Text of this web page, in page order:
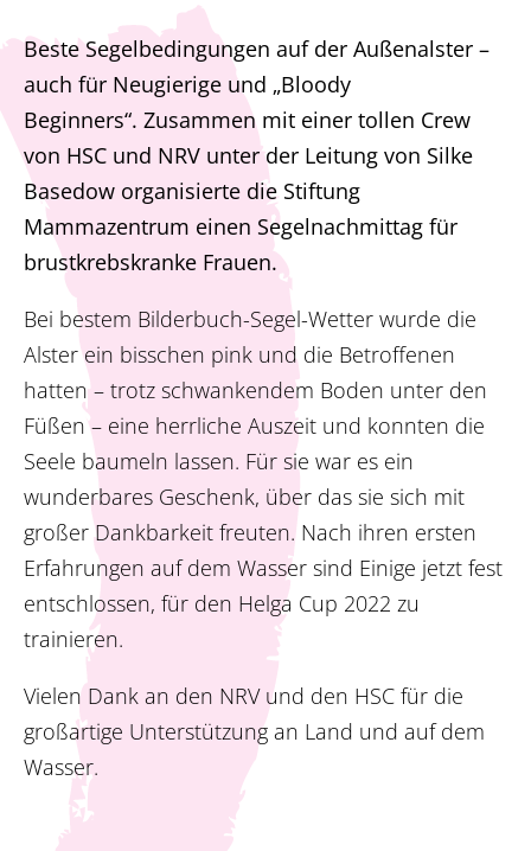
Beste Segelbedingungen auf der Außenalster –
auch für Neugierige und „Bloody
Beginners“. Zusammen mit einer tollen Crew
von HSC und NRV unter der Leitung von Silke
Basedow organisierte die Stiftung
Mammazentrum einen Segelnachmittag für
brustkrebskranke Frauen.
Bei bestem Bilderbuch-Segel-Wetter wurde die
Alster ein bisschen pink und die Betroffenen
hatten – trotz schwankendem Boden unter den
Füßen – eine herrliche Auszeit und konnten die
Seele baumeln lassen. Für sie war es ein
wunderbares Geschenk, über das sie sich mit
großer Dankbarkeit freuten. Nach ihren ersten
Erfahrungen auf dem Wasser sind Einige jetzt fest
entschlossen, für den Helga Cup 2022 zu
trainieren.
Vielen Dank an den NRV und den HSC für die
großartige Unterstützung an Land und auf dem
Wasser.